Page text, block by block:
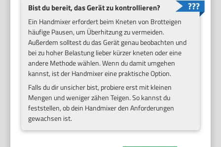
Bist du bereit, das Gerät zu kontrollieren?
Ein Handmixer erfordert beim Kneten von Brotteigen
häufige Pausen, um Überhitzung zu vermeiden.
Außerdem solltest du das Gerät genau beobachten und
bei zu hoher Belastung lieber kürzer kneten oder eine
andere Methode wählen. Wenn du damit umgehen
kannst, ist der Handmixer eine praktische Option.
Falls du dir unsicher bist, probiere erst mit kleinen
Mengen und weniger zähen Teigen. So kannst du
feststellen, ob dein Handmixer den Anforderungen
gewachsen ist.